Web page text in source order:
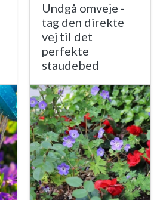
Undgå omveje -
tag den direkte
vej til det
perfekte
staudebed